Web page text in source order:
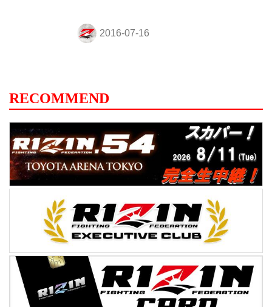
GRAND-PRIX 2016無差別級トーナメン
ト』の詳細が発表された。 トーナメントは
のトーナメントに参加が決定している選手
は、ヴァンダレイ・シウバ、バルト、藤田
和之、ミルコ・クロコップ。この時点で、
藤田vsバルトの対戦が発表された。ヴァン
ダレイ・シウバについては、シードとして
12...
RECOMMEND